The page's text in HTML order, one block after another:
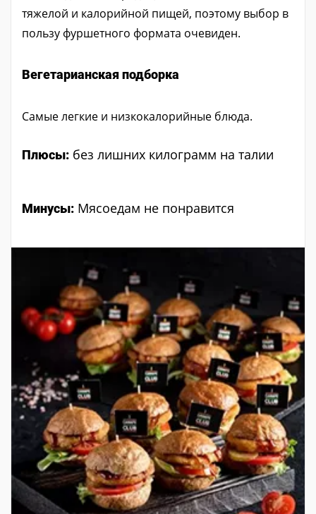
тяжелой и калорийной пищей, поэтому выбор в
пользу фуршетного формата очевиден.
Вегетарианская подборка
Самые легкие и низкокалорийные блюда.
Плюсы: без лишних килограмм на талии
Минусы: Мясоедам не понравится